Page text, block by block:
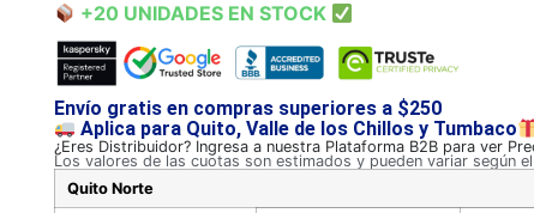
+20 UNIDADES EN STOCK
Envío gratis en compras superiores a $250
Aplica para Quito, Valle de los Chillos y Tumbaco
¿Eres Distribuidor? Ingresa a nuestra Plataforma B2B para ver
Los valores de las cuotas son estimados y pueden variar según
Quito Norte